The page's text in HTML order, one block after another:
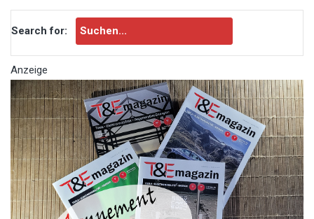
Search for:
Anzeige